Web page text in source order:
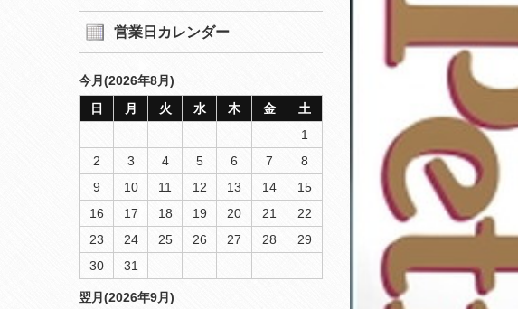
営業日カレンダー
今月(2026年8月)
日
月 火 水 木 金
土
1
2
3 4 5 6 7
8
9
10 11 12 13 14
15
16
17 18 19 20 21
22
23
24 25 26 27 28
29
30
31
翌月(2026年9月)